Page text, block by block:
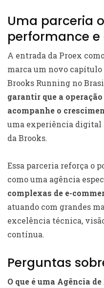
Uma parceria
performance
A entrada da Proex
marca um novo
Brooks Running no
garantir que a
acompanhe o
uma experiência digital
da Brooks.
Essa parceria reforça o
como uma agência
complexas de e-
atuando com grandes
excelência técnica,
contínua.
Perguntas
O que é uma Agência